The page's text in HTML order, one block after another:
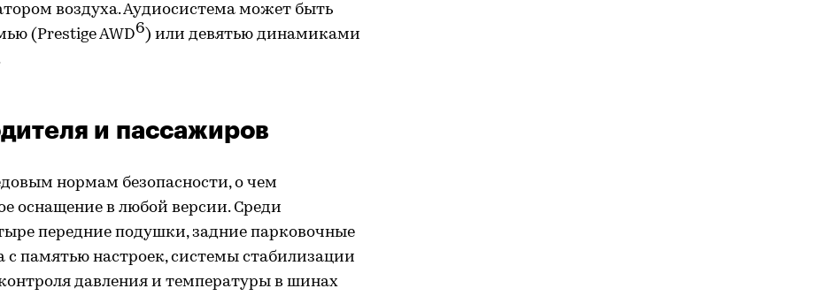
воздуха. Аудиосистема может быть
(Prestige AWD6) или девятью динамиками
и пассажиров
нормам безопасности, о чем
оснащение в любой версии. Среди
передние подушки, задние парковочные
с памятью настроек, системы стабилизации
контроля давления и температуры в шинах